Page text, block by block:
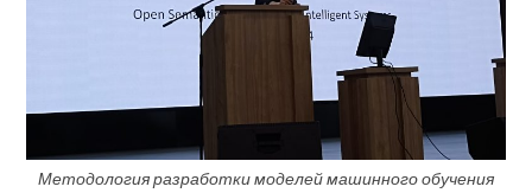
Методология разработки моделей машинного обучения